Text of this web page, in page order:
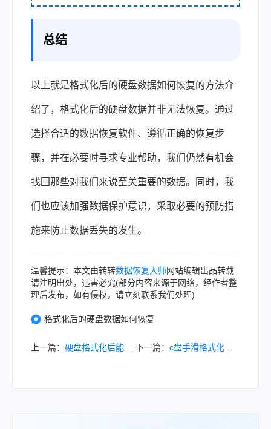
总结
以上就是格式化后的硬盘数据如何恢复的方法介
绍了，格式化后的硬盘数据并非无法恢复。通过
选择合适的数据恢复软件、遵循正确的恢复步
骤，并在必要时寻求专业帮助，我们仍然有机会
找回那些对我们来说至关重要的数据。同时，我
们也应该加强数据保护意识，采取必要的预防措
施来防止数据丢失的发生。
温馨提示：本文由转转数据恢复大师网站编辑出品转载
请注明出处，违害必究(部分内容来源于网络，经作者整
理后发布，如有侵权，请立刻联系我们处理)
格式化后的硬盘数据如何恢复
上一篇： 硬盘格式化后能恢复数据吗？分享一些实用方法！ 下一篇： c盘手滑格式化了？别急着重装，这几个恢复办法亲测有效！